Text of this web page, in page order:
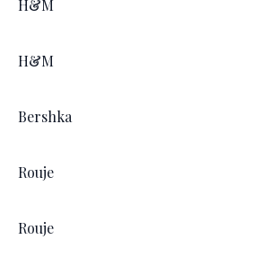
H&M
H&M
Bershka
Rouje
Rouje